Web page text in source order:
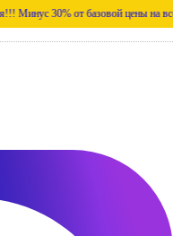
Минус 30% от базовой цены на все